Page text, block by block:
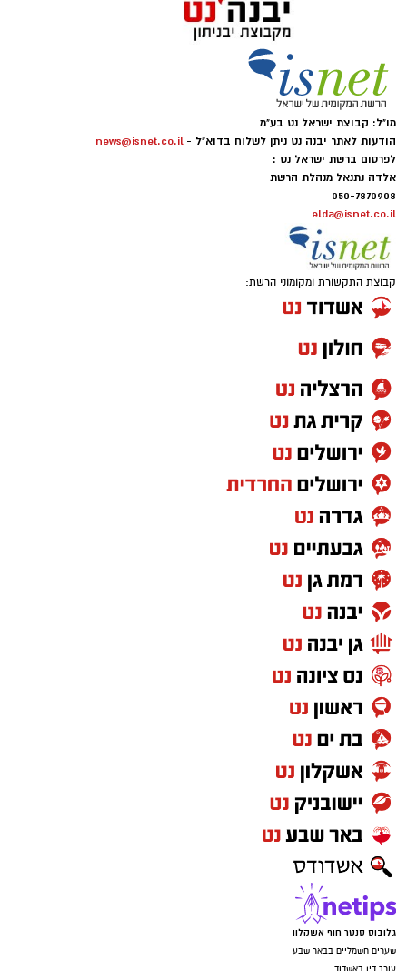
מו"ל: קבוצת ישראל נט בע"מ
הודעות לאתר יבנה נט ניתן לשלוח בדוא"ל - news@isnet.co.il
לפרסום ברשת ישראל נט :
אלדה נתנאל מנהלת הרשת
050-7870908
elda@isnet.co.il
קבוצת התקשורת ומקומוני הרשת:
גלובוס סנטר חוף אשקלון
שערים חשמליים בבאר שבע